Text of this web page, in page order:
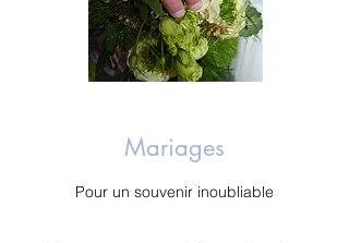
Mariages
Pour un souvenir inoubliable